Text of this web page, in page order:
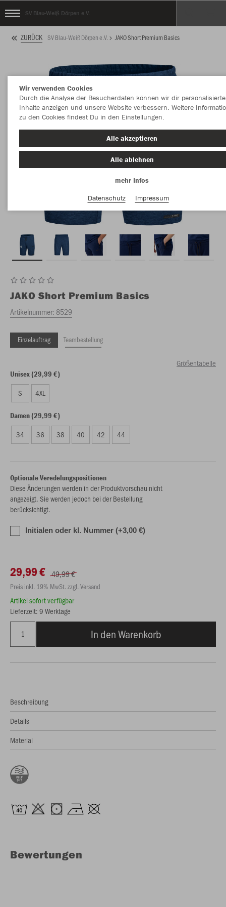
SV Blau-Weiß Dörpen e.V.
ZURÜCK SV Blau-Weiß Dörpen e.V. JAKO Short Premium Basics
JAKO Short Premium Basics
Artikelnummer:8529
Einzelauftrag Teambestellung
Größentabelle
Unisex (29,99 €)
S 4XL
Damen (29,99 €)
34 36 38 40 42 44
Optionale Veredelungspositionen
Diese Änderungen werden in der Produktvorschau nicht
angezeigt. Sie werden jedoch bei der Bestellung
berücksichtigt.
Initialen oder kl. Nummer (+3,00 €)
29,99 € 49,99 €
Preis inkl. 19% MwSt. zzgl. Versand
Artikel sofort verfügbar
Lieferzeit: 9 Werktage
In den Warenkorb
Beschreibung
Details
Material
Bewertungen
Wir verwenden Cookies
Durch die Analyse der Besucherdaten können wir dir personalisierte
Inhalte anzeigen und unsere Website verbessern. Weitere
zu den Cookies findest Du in den Einstellungen.
Alle akzeptieren
Alle ablehnen
mehr Infos
Datenschutz
Impressum